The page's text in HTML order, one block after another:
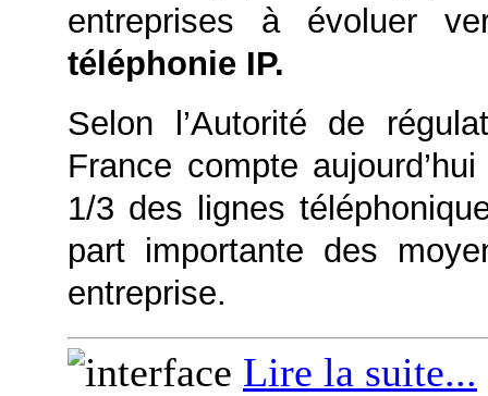
entreprises à évoluer
téléphonie IP.
Selon l’Autorité de
France compte
1/3 des lignes
part importante des
entreprise.
Lire la suite...